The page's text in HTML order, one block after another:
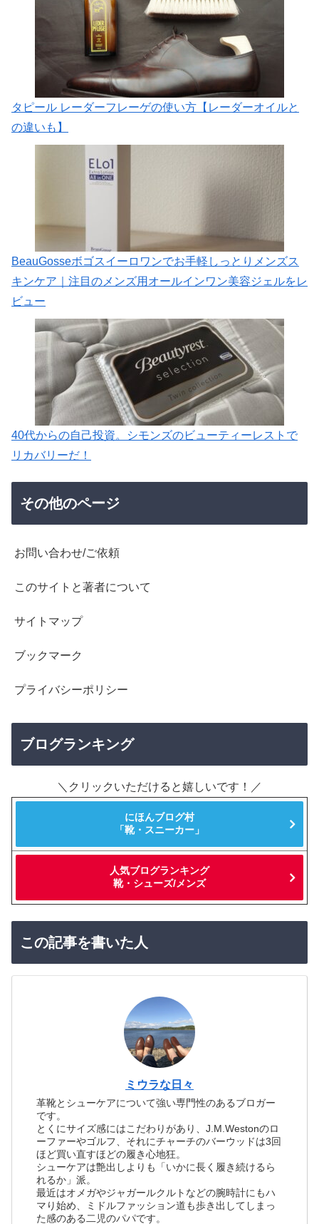
タピール レーダーフレーゲの使い方【レーダーオイルと
の違いも】
BeauGosseボゴスイーロワンでお手軽しっとりメンズス
キンケア｜注目のメンズ用オールインワン美容ジェルをレ
ビュー
40代からの自己投資。シモンズのビューティーレストで
リカバリーだ！
その他のページ
お問い合わせ/ご依頼
このサイトと著者について
サイトマップ
ブックマーク
プライバシーポリシー
ブログランキング
＼クリックいただけると嬉しいです！／
にほんブログ村
「靴・スニーカー」
人気ブログランキング
靴・シューズ/メンズ
この記事を書いた人
ミウラな日々
革靴とシューケアについて強い専門性のあるブロガー
です。
とくにサイズ感にはこだわりがあり、J.M.Westonのロ
ーファーやゴルフ、それにチャーチのバーウッドは3回
ほど買い直すほどの履き心地狂。
シューケアは艶出しよりも「いかに長く履き続けるら
れるか」派。
最近はオメガやジャガールクルトなどの腕時計にもハ
マり始め、ミドルファッション道も歩き出してしまっ
た感のある二児のパパです。